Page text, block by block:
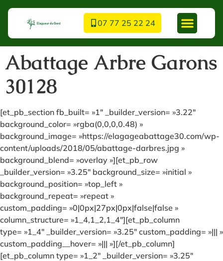
07 77 25 22 24
Abattage Arbre Garons
30128
[et_pb_section fb_built= »1″ _builder_version= »3.22″
background_color= »rgba(0,0,0,0.48) »
background_image= »https://elagageabattage30.com/wp-
content/uploads/2018/05/abattage-darbres.jpg »
background_blend= »overlay »][et_pb_row
_builder_version= »3.25″ background_size= »initial »
background_position= »top_left »
background_repeat= »repeat »
custom_padding= »0|0px|27px|0px|false|false »
column_structure= »1_4,1_2,1_4″][et_pb_column
type= »1_4″ _builder_version= »3.25″ custom_padding= »||| »
custom_padding__hover= »||| »][/et_pb_column]
[et_pb_column type= »1_2″ _builder_version= »3.25″